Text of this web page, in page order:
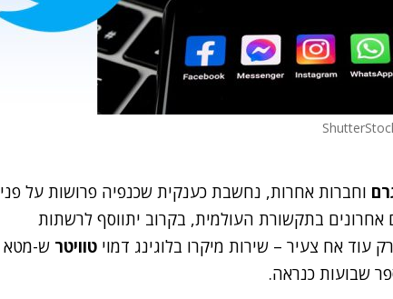
וחברות אחרות, נחשבת כענקית שכנפיה פרושות על פני
בתקשורת העולמית, בקרוב יתווסף לרשתות
אח צעיר – שירות מיקרו בלוגינג דמוי טוויטר ש-מטא
שבועות כנראה.